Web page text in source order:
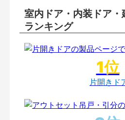
室内ドア・内装ドア
ランキング
片開きド